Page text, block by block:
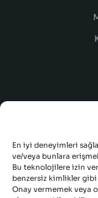
En iyi deneyimleri
ve/veya bunlara
Bu teknolojilere izin
benzersiz kimlikler gibi
Onay vermemek veya